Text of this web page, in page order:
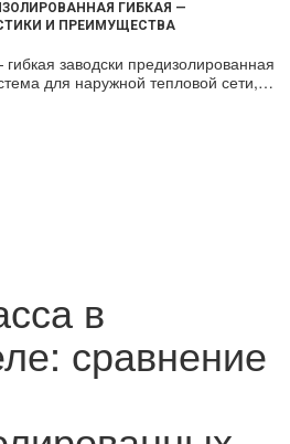
ГИБКАЯ —
И ПРЕИМУЩЕСТВА
заводски предизолированная
для наружной тепловой сети,…
в
сравнение